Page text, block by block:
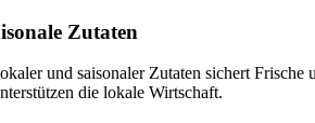
Zutaten
und saisonaler Zutaten sichert
die lokale Wirtschaft.